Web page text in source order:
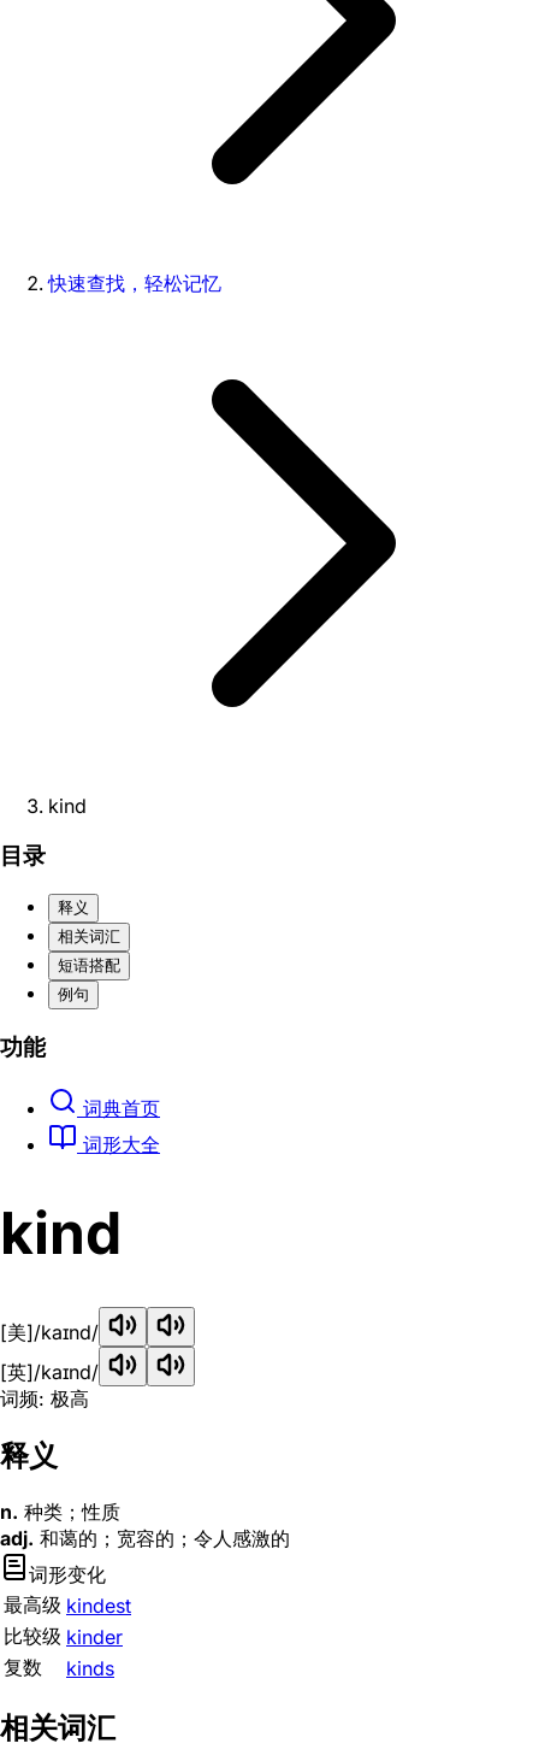
快速查找，轻松记忆
kind
目录
释义
相关词汇
短语搭配
例句
功能
词典首页
词形大全
kind
[美]/kaɪnd/
[英]/kaɪnd/
词频: 极高
释义
n. 种类；性质
adj. 和蔼的；宽容的；令人感激的
词形变化
最高级 kindest
比较级 kinder
复数
kinds
相关词汇